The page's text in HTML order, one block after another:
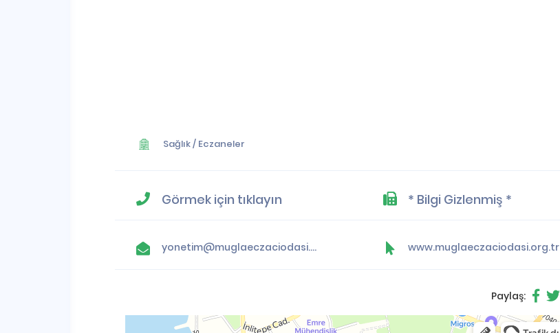
Sağlık/ Eczaneler
Görmek için tıklayın * Bilgi Gizlenmiş *
yonetim@muglaeczaciodasi.org.tr www.muglaeczaciodasi.org.tr
Paylaş: